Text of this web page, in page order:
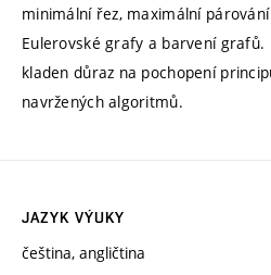
minimální řez, maximální
Eulerovské grafy a barvení grafů.
kladen důraz na pochopení
navržených algoritmů.
JAZYK VÝUKY
čeština, angličtina